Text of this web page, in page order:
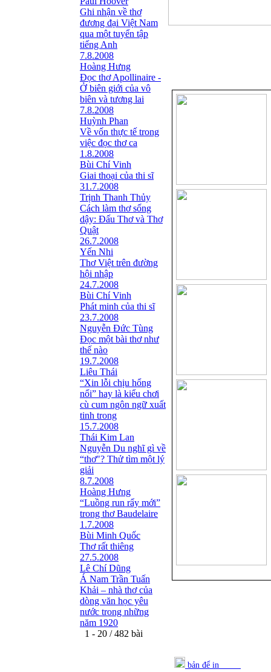
Ghi nhận về thơ
đương đại Việt Nam
qua một tuyển tập
tiếng Anh
7.8.2008
Hoàng Hưng
Đọc thơ Apollinaire -
Ở biên giới của vô
biên và tương lai
7.8.2008
Huỳnh Phan
Về vốn thực tế trong
việc đọc thơ ca
1.8.2008
Bùi Chí Vinh
Giai thoại của thi sĩ
31.7.2008
Trịnh Thanh Thủy
Cách làm thơ sống
dậy: Đấu Thơ và Thơ
Quật
26.7.2008
Yến Nhi
Thơ Việt trên đường
hội nhập
24.7.2008
Bùi Chí Vinh
Phát minh của thi sĩ
23.7.2008
Nguyễn Đức Tùng
Ðọc một bài thơ như
thế nào
19.7.2008
Liêu Thái
“Xin lỗi chịu hổng
nổi” hay là kiểu chơi
cù cum ngôn ngữ xuất
tinh trong
15.7.2008
Thái Kim Lan
Nguyễn Du nghĩ gì về
“thơ"? Thử tìm một lý
giải
8.7.2008
Hoàng Hưng
“Luồng run rẩy mới”
trong thơ Baudelaire
1.7.2008
Bùi Minh Quốc
Thơ rất thiêng
27.5.2008
Lê Chí Dũng
Á Nam Trần Tuấn
Khải – nhà thơ của
dòng văn học yêu
nước trong những
năm 1920
1 - 20 / 482 bài
bản để in